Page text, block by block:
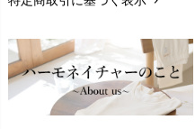
返品交換chevron_right
FAXでのご注文
お問い合わせchevron_right